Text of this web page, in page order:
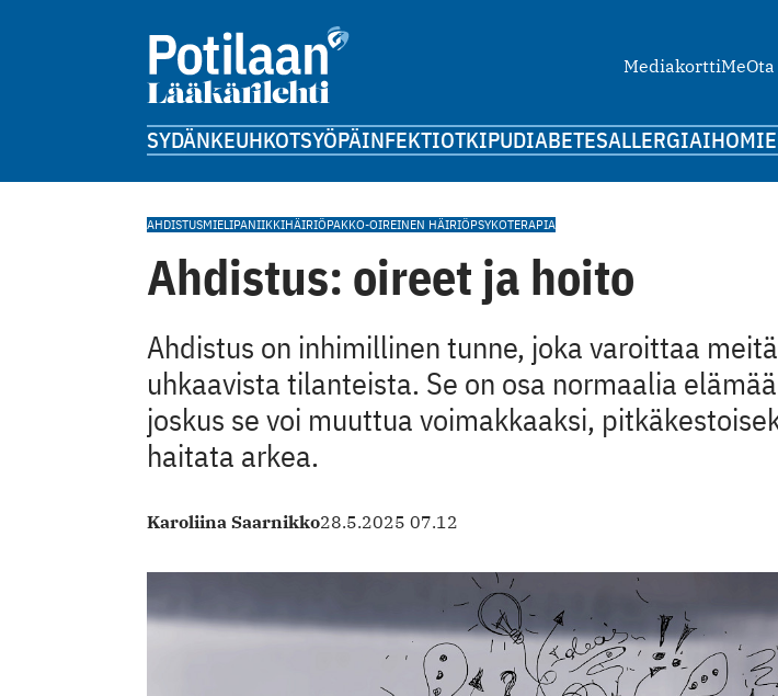
MediakorttiMe
SYDÄNKEUHKOTSYÖPÄINFEKTIOTKIPUDIABETESALLERGIAIHO
AHDISTUSMIELIPANIIKKIHÄIRIÖPAKKO-OIREINEN HÄIRIÖPSYKOTERAPIA
Ahdistus: oireet ja hoito
Ahdistus on inhimillinen tunne, joka varoittaa meitä
uhkaavista tilanteista. Se on osa normaalia
joskus se voi muuttua voimakkaaksi,
haitata arkea.
Karoliina Saarnikko28.5.2025 07.12